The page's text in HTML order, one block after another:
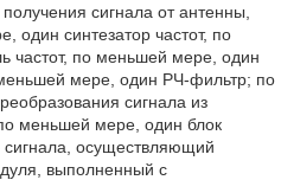
сигнала от антенны,
синтезатор частот, по
частот, по меньшей мере, один
мере, один РЧ-фильтр; по
сигнала из
меньшей мере, один блок
сигнала, осуществляющий
выполненный с